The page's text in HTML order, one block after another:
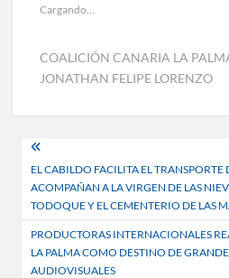
Cargando...
COALICIÓN CANARIA LA
JONATHAN FELIPE LORENZO
Navegación
de
entradas
EL CABILDO FACILITA EL TRANSPORTE
ACOMPAÑAN A LA VIRGEN DE LAS
TODOQUE Y EL CEMENTERIO DE LAS
PRODUCTORAS INTERNACIONALES
LA PALMA COMO DESTINO DE
AUDIOVISUALES